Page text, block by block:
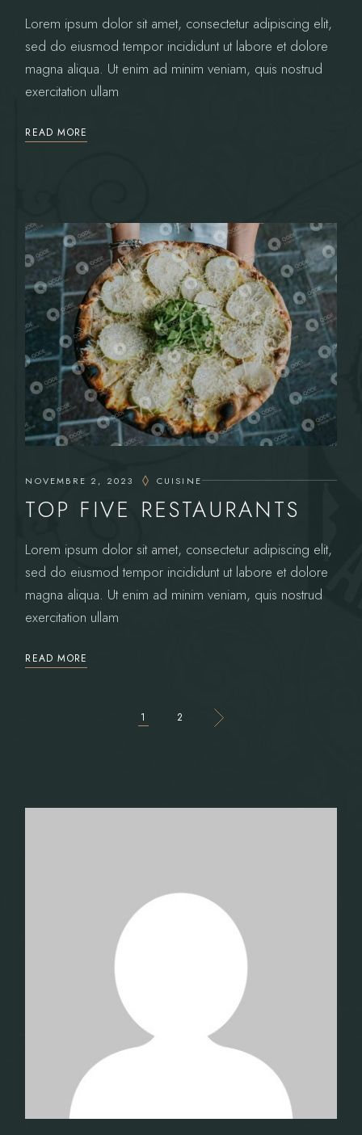
Lorem ipsum dolor sit amet, consectetur adipiscing elit,
sed do eiusmod tempor incididunt ut labore et dolore
magna aliqua. Ut enim ad minim veniam, quis nostrud
exercitation ullam
READ MORE
NOVEMBRE 2, 2023 CUISINE
TOP FIVE RESTAURANTS
Lorem ipsum dolor sit amet, consectetur adipiscing elit,
sed do eiusmod tempor incididunt ut labore et dolore
magna aliqua. Ut enim ad minim veniam, quis nostrud
exercitation ullam
READ MORE
PAGINAZIONE
1 2